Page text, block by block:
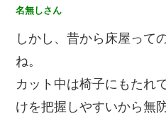
名無しさん
しかし、昔から床屋って
ね。
カット中は椅子にもたれ
けを把握しやすいから無